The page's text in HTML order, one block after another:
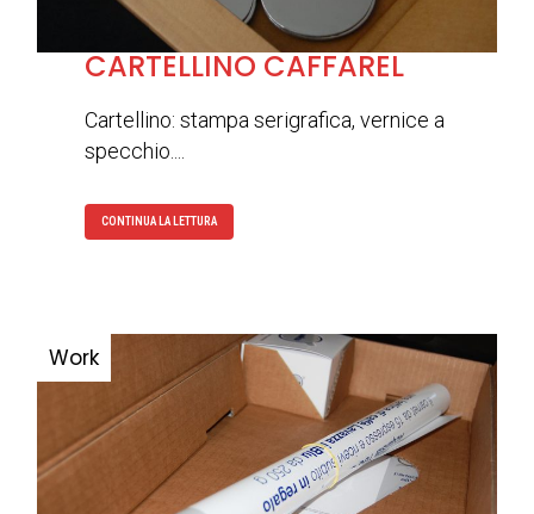
CARTELLINO CAFFAREL
Cartellino: stampa serigrafica, vernice a
specchio....
CONTINUA LA LETTURA